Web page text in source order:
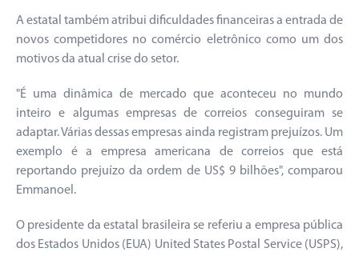
A estatal também atribui dificuldades financeiras a entrada de
novos competidores no comércio eletrônico como um dos
motivos da atual crise do setor.
"É uma dinâmica de mercado que aconteceu no mundo
inteiro e algumas empresas de correios conseguiram se
adaptar. Várias dessas empresas ainda registram prejuízos. Um
exemplo é a empresa americana de correios que está
reportando prejuízo da ordem de US$ 9 bilhões", comparou
Emmanoel.
O presidente da estatal brasileira se referiu a empresa pública
dos Estados Unidos (EUA) United States Postal Service (USPS),